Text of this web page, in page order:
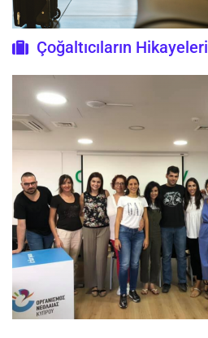
Çoğaltıcıların Hikayeleri